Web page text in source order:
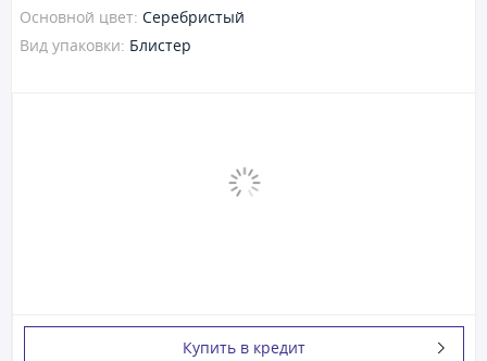
Основной цвет: Серебристый
Вид упаковки: Блистер
Купить в кредит